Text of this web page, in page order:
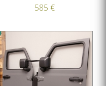
585 €